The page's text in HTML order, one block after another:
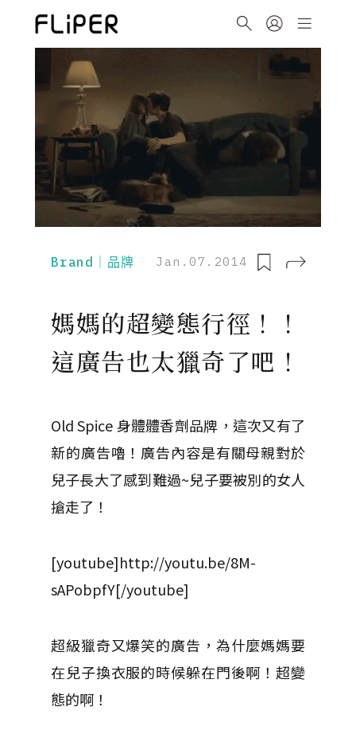
Brand｜品牌 Jan.07.2014
媽媽的超變態行徑！！
這廣告也太獵奇了吧！
Old Spice 身體體香劑品牌，這次又有了
新的廣告嚕！廣告內容是有關母親對於
兒子長大了感到難過~兒子要被別的女人
搶走了！
[youtube]http://youtu.be/8M-
sAPobpfY[/youtube]
超級獵奇又爆笑的廣告，為什麼媽媽要
在兒子換衣服的時候躲在門後啊！超變
態的啊！